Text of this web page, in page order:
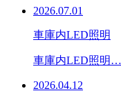
2026.07.01
車庫内LED照明
車庫内LED照明…
2026.04.12